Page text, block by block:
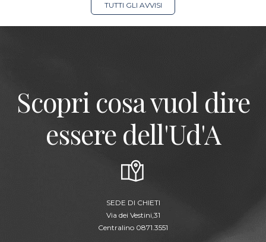
TUTTI GLI AVVISI
Scopri cosa vuol dire
essere dell'Ud'A
SEDE DI CHIETI
Via dei Vestini,31
Centralino 0871.3551